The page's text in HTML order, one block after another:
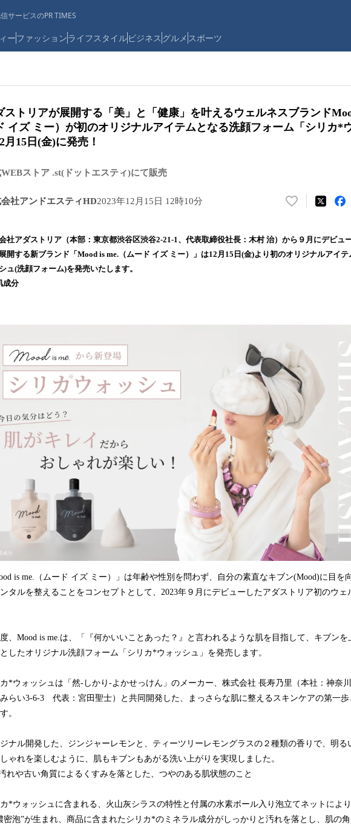
サービスのPR TIMES
ーファッションライフスタイルビジネス グルメ スポーツ
ストリアが展開する「美」と「健康」を叶えるウェルネスブランド
イズ ミー）が初のオリジナルアイテムとなる洗顔フォーム「シリカ*
月15日(金)に発売！
ストア .st(ドットエスティ)にて販売
社アンドエスティHD2023年12月15日 12時10分
い
！
数
社アダストリア（本部：東京都渋谷区渋谷2-21-1、代表取締役社長：木村 治）から９月にデビュ
開する新ブランド「Mood is me.（ムード イズ ミー）」は12月15日(金)より初のオリジナルアイ
ュ(洗顔フォーム)を発売いたします。
成分
is me.（ムード イズ ミー）」は年齢や性別を問わず、自分の素直なキブン(Mood)に目を
タルを整えることをコンセプトとして、2023年９月にデビューしたアダストリア初のウェ
、Mood is me.は、「『何かいいことあった？』と言われるような肌を目指して、キブンを
したオリジナル洗顔フォーム「シリカ*ウォッシュ」を発売します。
*ウォッシュは「然-しかり-よかせっけん」のメーカー、株式会社 長寿乃里（本社：神奈
らい3-6-3 代表：宮田聖士）と共同開発した、まっさらな肌に整えるスキンケアの第一歩
。
ナル開発した、ジンジャーレモンと、ティーツリーレモングラスの２種類の香りで、明
ゃれを楽しむように、肌もキブンもあがる洗い上がりを実現しました。
れや古い角質によるくすみを落とした、つやのある肌状態のこと
*ウォッシュに含まれる、火山灰シラスの特性と付属の水素ボール入り泡立てネットによ
密泡”が生まれ、商品に含まれたシリカ*のミネラル成分がしっかりと汚れを落とし、肌の